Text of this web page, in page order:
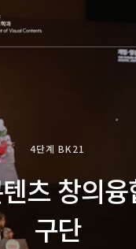
4단계 BK21
츠 창의
구단